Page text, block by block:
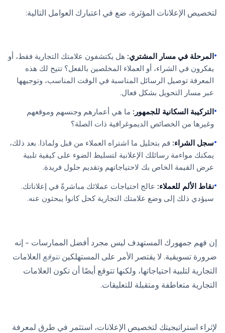
لتخصيص الإعلانات المؤثرة، ضع في اعتبارك العوامل التالية:
•المرحلة في مسار المشتري: هل يكتشفون علامتك التجارية فقط، أو
يفكرون في الشراء، أو العملاء المخلصين بالفعل؟ تتيح لك هذه
المعرفة توصيل الرسائل المناسبة في الوقت المناسب، وتوجيهها
عبر مسار التحويل بشكل فعال.
•التركيبة السكانية للجمهور: ما هي أعمارهم وجنسهم وموقعهم
وغيرها من الخصائص الديموغرافية ذات الصلة؟
•سجل الشراء: قم بتحليل ما اشتراه العملاء من قبل ولماذا. بعد ذلك،
يمكنك مواءمة رسائلك الإعلانية لتسليط الضوء على كيفية تلبية
عرض القيمة الخاص بك لاحتياجاتهم وتقديم حلول فريدة.
•نقاط الألم للعملاء: عالج احتياجات عملائك مباشرةً في إعلاناتك.
سيؤدي ذلك إلى وضع علامتك التجارية كحل كانوا يبحثون عنه.
إن فهم جمهورك المستهدف ليس مجرد أفضل الممارسات - إنه
ضرورة تسويقية. لا يقتصر الأمر على المستهلكيننتوقع العلامات
التجارية لتلبية احتياجاتها، ولكنها تتوقع أيضًا أن تكون العلامات
التجارية متعاطفة ومتقبلة للتعليقات.
لإثراء استراتيجيتك لتخصيص الإعلانات، استثمر في طرق لمعرفة